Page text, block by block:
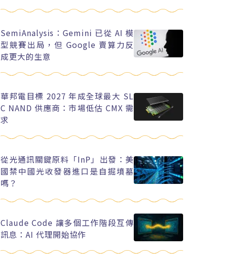
SemiAnalysis：Gemini 已從 AI 模
型競賽出局，但 Google 賣算力反
成更大的生意
華邦電目標 2027 年成全球最大 SL
C NAND 供應商：市場低估 CMX 需
求
從光通訊關鍵原料「InP」出發：美
國禁中國光收發器進口是自掘墳墓
嗎？
Claude Code 讓多個工作階段互傳
訊息：AI 代理開始協作